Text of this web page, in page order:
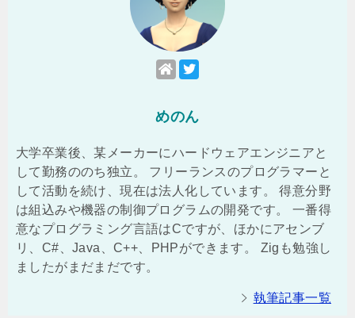
めのん
大学卒業後、某メーカーにハードウェアエンジニアと
して勤務ののち独立。 フリーランスのプログラマーと
して活動を続け、現在は法人化しています。 得意分野
は組込みや機器の制御プログラムの開発です。 一番得
意なプログラミング言語はCですが、ほかにアセンブ
リ、C#、Java、C++、PHPができます。 Zigも勉強し
ましたがまだまだです。
執筆記事一覧